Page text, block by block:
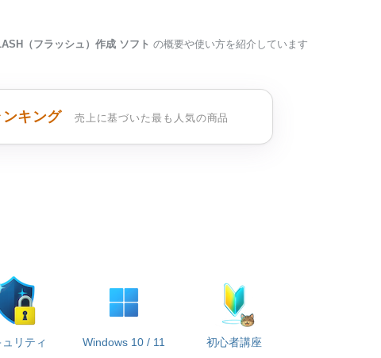
（フラッシュ）作成 ソフト の概要や使い方を紹介しています
キング 売上に基づいた最も人気の商品
ュリティ Windows 10 / 11 初心者講座